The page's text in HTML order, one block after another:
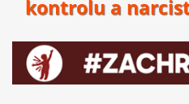
kontrolu a